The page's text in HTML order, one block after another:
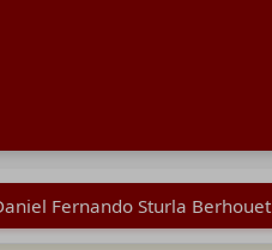
Fernando Sturla Berhouet